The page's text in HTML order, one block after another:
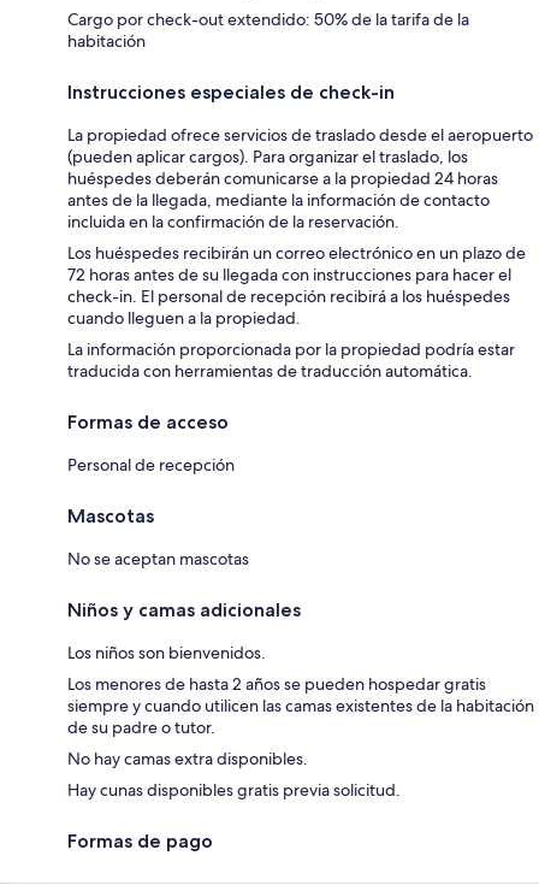
Cargo por check-out extendido: 50% de la tarifa de la
habitación
Instrucciones especiales de check-in
La propiedad ofrece servicios de traslado desde el aeropuerto
(pueden aplicar cargos). Para organizar el traslado, los
huéspedes deberán comunicarse a la propiedad 24 horas
antes de la llegada, mediante la información de contacto
incluida en la confirmación de la reservación.
Los huéspedes recibirán un correo electrónico en un plazo de
72 horas antes de su llegada con instrucciones para hacer el
check-in. El personal de recepción recibirá a los huéspedes
cuando lleguen a la propiedad.
La información proporcionada por la propiedad podría estar
traducida con herramientas de traducción automática.
Formas de acceso
Personal de recepción
Mascotas
No se aceptan mascotas
Niños y camas adicionales
Los niños son bienvenidos.
Los menores de hasta 2 años se pueden hospedar gratis
siempre y cuando utilicen las camas existentes de la habitación
de su padre o tutor.
No hay camas extra disponibles.
Hay cunas disponibles gratis previa solicitud.
Formas de pago